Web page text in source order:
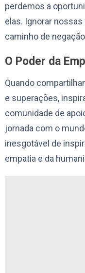
perdemos a
elas. Ignorar
caminho de
O Poder da
Quando
e superações,
comunidade de
jornada com o
inesgotável de
empatia e da